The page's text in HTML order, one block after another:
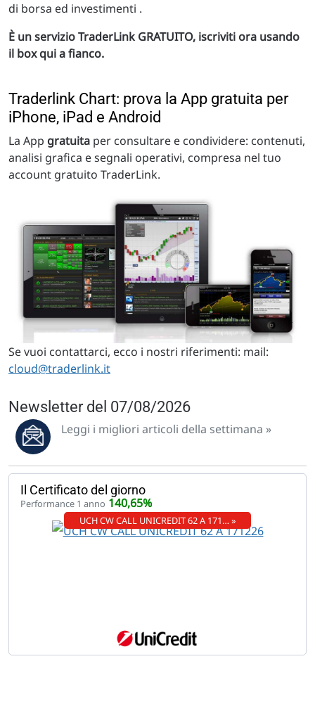
di borsa ed investimenti .
È un servizio TraderLink GRATUITO, iscriviti ora usando
il box qui a fianco.
Traderlink Chart: prova la App gratuita per
iPhone, iPad e Android
La App gratuita per consultare e condividere: contenuti,
analisi grafica e segnali operativi, compresa nel tuo
account gratuito TraderLink.
Se vuoi contattarci, ecco i nostri riferimenti: mail:
cloud@traderlink.it
Newsletter del 07/08/2026
Leggi i migliori articoli della settimana »
Il Certificato del giorno
Performance 1 anno 140,65%
UCH CW CALL UNICREDIT 62 A 171… »